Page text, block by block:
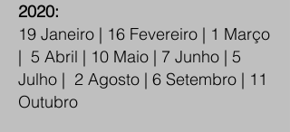
2020:
19 Janeiro | 16 Fevereiro | 1 Março
| 5 Abril | 10 Maio | 7 Junho | 5
Julho | 2 Agosto | 6 Setembro | 11
Outubro